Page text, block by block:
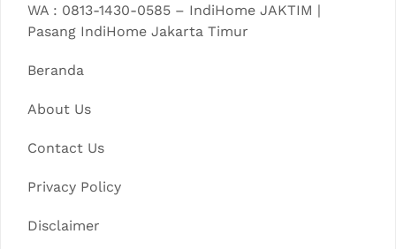
WA : 0813-1430-0585 – IndiHome JAKTIM |
Pasang IndiHome Jakarta Timur
Beranda
About Us
Contact Us
Privacy Policy
Disclaimer